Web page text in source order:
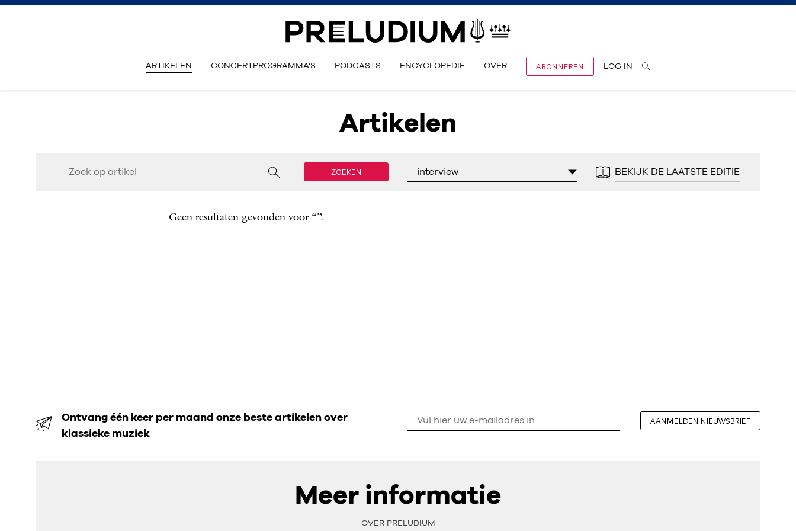
ARTIKELEN CONCERTPROGRAMMA'S PODCASTS ENCYCLOPEDIE OVER ABONNEREN LOG IN
Artikelen
ZOEKEN interview BEKIJK DE LAATSTE EDITIE
Geen resultaten gevonden voor “”.
Ontvang één keer per maand onze beste artikelen over
klassieke muziek
AANMELDEN NIEUWSBRIEF
Meer informatie
OVER PRELUDIUM